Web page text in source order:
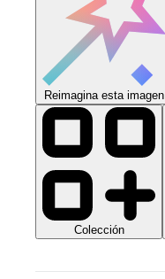
Reimagina esta imagen
Colección